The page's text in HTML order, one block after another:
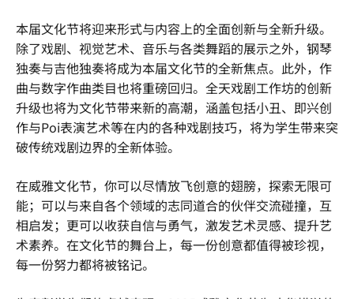
本届文化节将迎来形式与内容上的全面创新与全新升级。
除了戏剧、视觉艺术、音乐与各类舞蹈的展示之外，钢琴
独奏与吉他独奏将成为本届文化节的全新焦点。此外，作
曲与数字作曲类目也将重磅回归。全天戏剧工作坊的创新
升级也将为文化节带来新的高潮，涵盖包括小丑、即兴创
作与Poi表演艺术等在内的各种戏剧技巧，将为学生带来突
破传统戏剧边界的全新体验。
在威雅文化节，你可以尽情放飞创意的翅膀，探索无限可
能；可以与来自各个领域的志同道合的伙伴交流碰撞，互
相启发；更可以收获自信与勇气，激发艺术灵感、提升艺
术素养。在文化节的舞台上，每一份创意都值得被珍视，
每一份努力都将被铭记。